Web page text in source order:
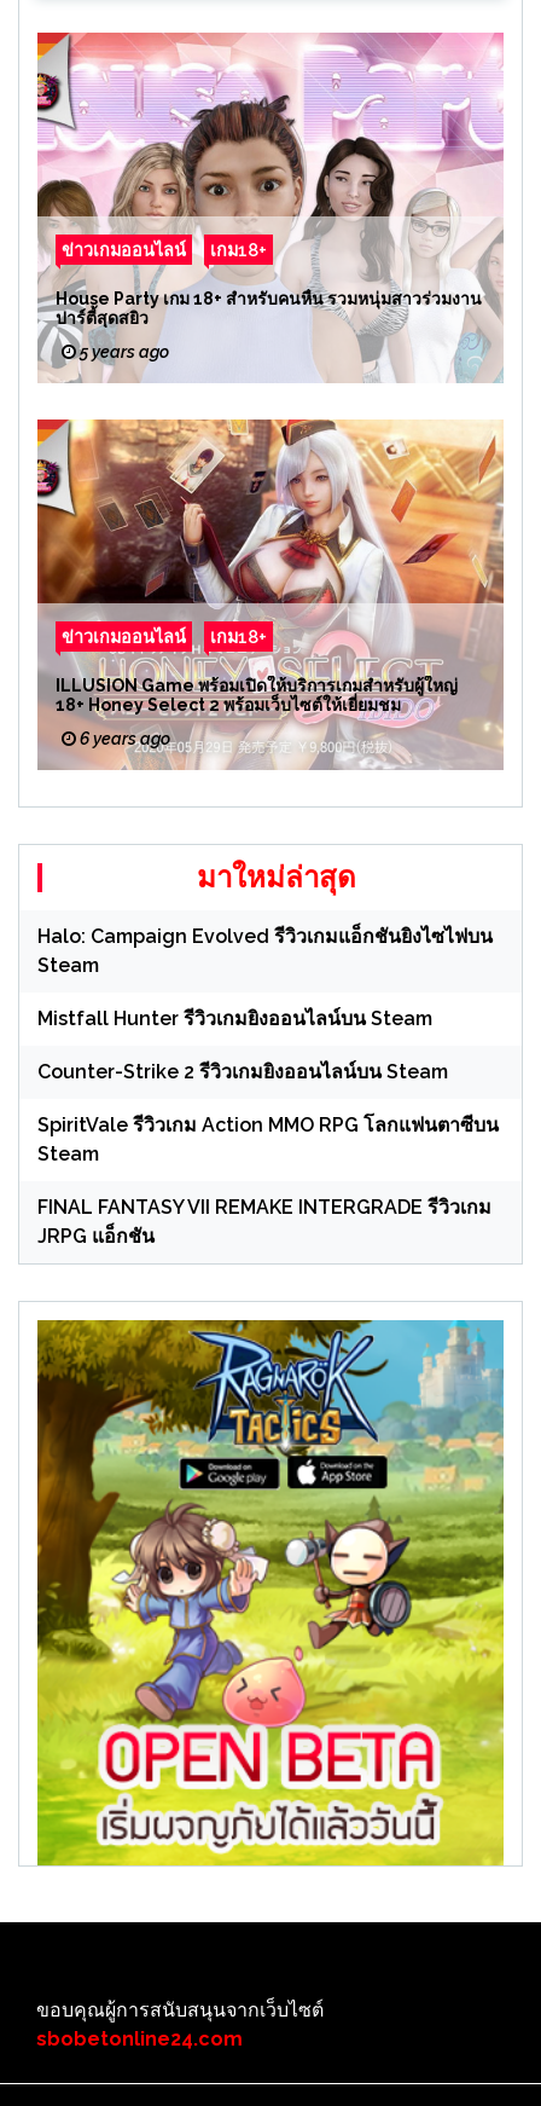
ข่าวเกมออนไลน์ เกม18+
House Party เกม 18+ สำหรับคนหื่น รวมหนุ่มสาวร่วมงาน
ปาร์ตี้สุดสยิว
5 years ago
ข่าวเกมออนไลน์ เกม18+
ILLUSION Game พร้อมเปิดให้บริการเกมสำหรับผู้ใหญ่
18+ Honey Select 2 พร้อมเว็บไซต์ให้เยี่ยมชม
6 years ago
มาใหม่ล่าสุด
Halo: Campaign Evolved รีวิวเกมแอ็กชันยิงไซไฟบน
Steam
Mistfall Hunter รีวิวเกมยิงออนไลน์บน Steam
Counter-Strike 2 รีวิวเกมยิงออนไลน์บน Steam
SpiritVale รีวิวเกม Action MMO RPG โลกแฟนตาซีบน
Steam
FINAL FANTASY VII REMAKE INTERGRADE รีวิวเกม
JRPG แอ็กชัน
ขอบคุณผู้การสนับสนุนจากเว็บไซต์
sbobetonline24.com